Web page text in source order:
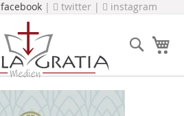
facebook | twitter | instagram
Suche